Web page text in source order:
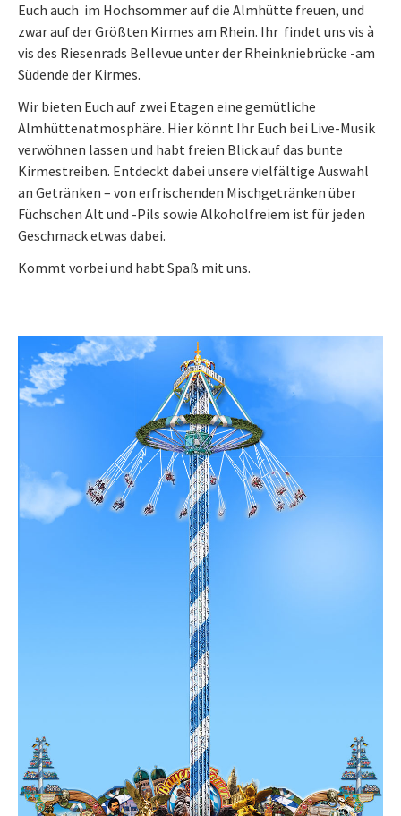
Euch auch im Hochsommer auf die Almhütte freuen, und
zwar auf der Größten Kirmes am Rhein. Ihr findet uns vis à
vis des Riesenrads Bellevue unter der Rheinkniebrücke -am
Südende der Kirmes.
Wir bieten Euch auf zwei Etagen eine gemütliche
Almhüttenatmosphäre. Hier könnt Ihr Euch bei Live-Musik
verwöhnen lassen und habt freien Blick auf das bunte
Kirmestreiben. Entdeckt dabei unsere vielfältige Auswahl
an Getränken – von erfrischenden Mischgetränken über
Füchschen Alt und -Pils sowie Alkoholfreiem ist für jeden
Geschmack etwas dabei.
Kommt vorbei und habt Spaß mit uns.